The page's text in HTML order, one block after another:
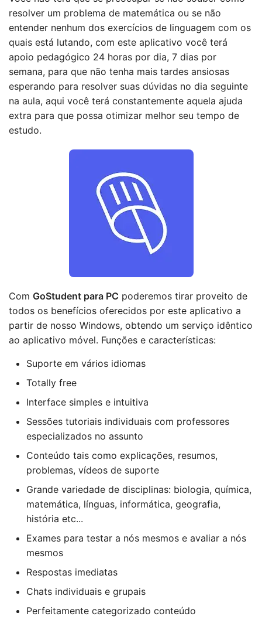
resolver um problema de matemática ou se não
entender nenhum dos exercícios de linguagem com os
quais está lutando, com este aplicativo você terá
apoio pedagógico 24 horas por dia, 7 dias por
semana, para que não tenha mais tardes ansiosas
esperando para resolver suas dúvidas no dia seguinte
na aula, aqui você terá constantemente aquela ajuda
extra para que possa otimizar melhor seu tempo de
estudo.
Com GoStudent para PC poderemos tirar proveito de
todos os benefícios oferecidos por este aplicativo a
partir de nosso Windows, obtendo um serviço idêntico
ao aplicativo móvel. Funções e características:
Suporte em vários idiomas
Totally free
Interface simples e intuitiva
Sessões tutoriais individuais com professores
especializados no assunto
Conteúdo tais como explicações, resumos,
problemas, vídeos de suporte
Grande variedade de disciplinas: biologia, química,
matemática, línguas, informática, geografia,
história etc...
Exames para testar a nós mesmos e avaliar a nós
mesmos
Respostas imediatas
Chats individuais e grupais
Perfeitamente categorizado conteúdo